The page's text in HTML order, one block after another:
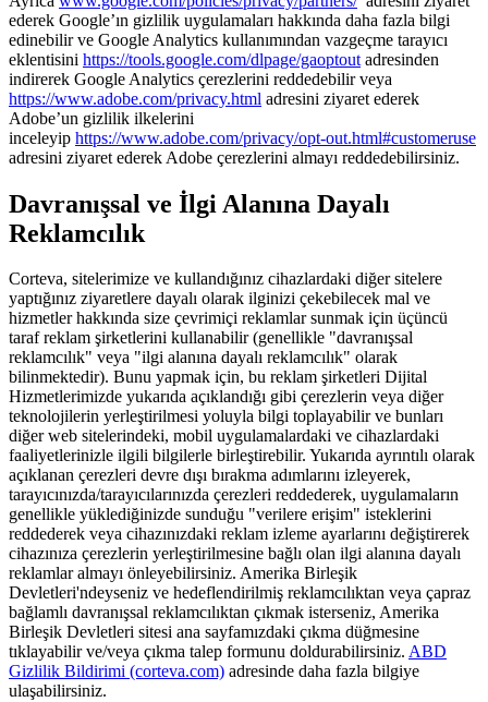
ederek Google’ın gizlilik uygulamaları hakkında daha fazla bilgi
edinebilir ve Google Analytics kullanımından vazgeçme tarayıcı
eklentisini https://tools.google.com/dlpage/gaoptout adresinden
indirerek Google Analytics çerezlerini reddedebilir veya
https://www.adobe.com/privacy.html adresini ziyaret ederek
Adobe’un gizlilik ilkelerini
inceleyip https://www.adobe.com/privacy/opt-out.html#customeruse
adresini ziyaret ederek Adobe çerezlerini almayı reddedebilirsiniz.
Davranışsal ve İlgi Alanına Dayalı
Reklamcılık
Corteva, sitelerimize ve kullandığınız cihazlardaki diğer sitelere
yaptığınız ziyaretlere dayalı olarak ilginizi çekebilecek mal ve
hizmetler hakkında size çevrimiçi reklamlar sunmak için üçüncü
taraf reklam şirketlerini kullanabilir (genellikle "davranışsal
reklamcılık" veya "ilgi alanına dayalı reklamcılık" olarak
bilinmektedir). Bunu yapmak için, bu reklam şirketleri Dijital
Hizmetlerimizde yukarıda açıklandığı gibi çerezlerin veya diğer
teknolojilerin yerleştirilmesi yoluyla bilgi toplayabilir ve bunları
diğer web sitelerindeki, mobil uygulamalardaki ve cihazlardaki
faaliyetlerinizle ilgili bilgilerle birleştirebilir. Yukarıda ayrıntılı olarak
açıklanan çerezleri devre dışı bırakma adımlarını izleyerek,
tarayıcınızda/tarayıcılarınızda çerezleri reddederek, uygulamaların
genellikle yüklediğinizde sunduğu "verilere erişim" isteklerini
reddederek veya cihazınızdaki reklam izleme ayarlarını değiştirerek
cihazınıza çerezlerin yerleştirilmesine bağlı olan ilgi alanına dayalı
reklamlar almayı önleyebilirsiniz. Amerika Birleşik
Devletleri'ndeyseniz ve hedeflendirilmiş reklamcılıktan veya çapraz
bağlamlı davranışsal reklamcılıktan çıkmak isterseniz, Amerika
Birleşik Devletleri sitesi ana sayfamızdaki çıkma düğmesine
tıklayabilir ve/veya çıkma talep formunu doldurabilirsiniz. ABD
Gizlilik Bildirimi (corteva.com) adresinde daha fazla bilgiye
ulaşabilirsiniz.